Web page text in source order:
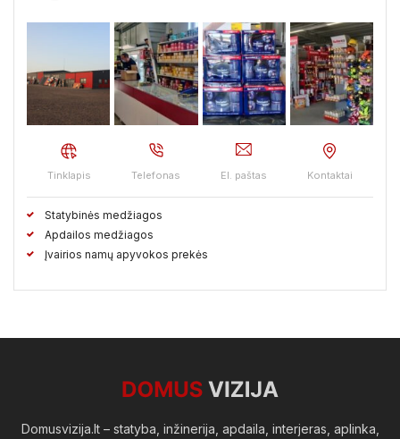
Šalčininkų raj. Šiaulių raj. Šilalės raj. Šilutės raj.
Švenčionių raj. Tauragės raj. Telšių raj.
Ukmergės raj. Utenos raj. Varėnos raj.
Vilkaviškio raj. Vilniaus raj. Visagino sav. Zarasų raj.
Tinklapis Telefonas El. paštas Kontaktai
Statybinės medžiagos
Apdailos medžiagos
Įvairios namų apyvokos prekės
Domusvizija.lt – statyba, inžinerija, apdaila, interjeras, aplinka,